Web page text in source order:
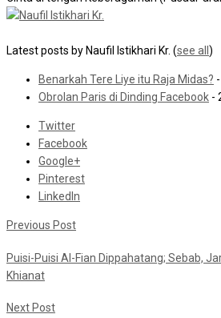
Latest posts by Naufil Istikhari Kr. (see all )
Benarkah Tere Liye itu Raja Midas?
Obrolan Paris di Dinding Facebook -
Twitter
Facebook
Google+
Pinterest
LinkedIn
Previous Post
Puisi-Puisi Al-Fian Dippahatang; Sebab,
Khianat
Next Post